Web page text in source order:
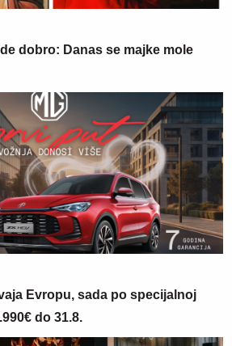
dobro: Danas se majke mole
Evropu, sada po specijalnoj
do 31.8.